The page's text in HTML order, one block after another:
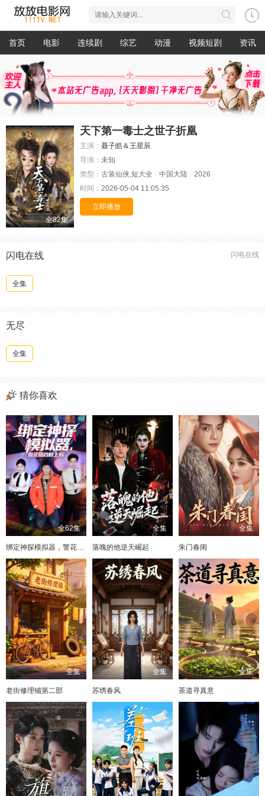
首页 电影 连续剧 综艺 动漫 视频短剧 资讯
全82集
天下第一毒士之世子折凰
主演： 聂子皓＆王星辰
导演： 未知
类型： 古装仙侠,短大全 中国大陆
2026
时间： 2026-05-04 11:05:35
立即播放
闪电在线
闪电在线
全集
无尽
全集
猜你喜欢
全62集 全集
落魄的他逆天崛起
全集
朱门春闺
全集
老街修理铺第二部
全集
苏绣春风
全集
茶道寻真意